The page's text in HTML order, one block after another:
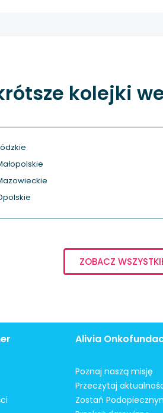
kolejki
ZOBACZ
Alivia
Poznaj naszą misję
Przeczytaj
Zostań